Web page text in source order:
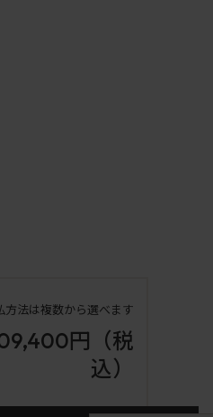
方法は複数から選べます
円 （税
込）